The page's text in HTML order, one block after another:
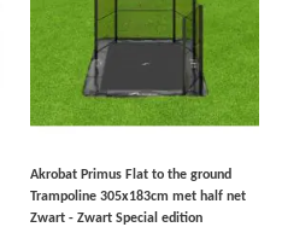
Akrobat Primus Flat to the ground
Trampoline 305x183cm met half net
Zwart - Zwart Special edition